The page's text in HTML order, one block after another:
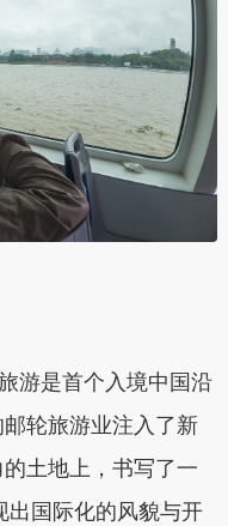
游是首个入境中国沿
轮旅游业注入了新
土地上，书写了一
出国际化的风貌与开